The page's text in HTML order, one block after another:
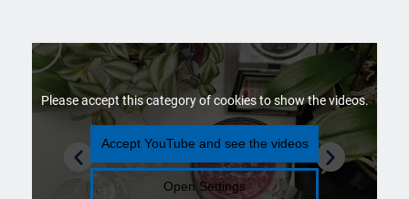
Please accept this category of cookies to show the .
Accept YouTube and see the
Open Settings